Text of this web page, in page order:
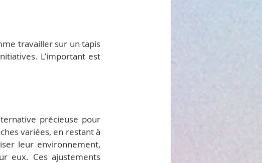
travailler sur un tapis
L’important est
précieuse pour
variées, en restant à
leur environnement,
eux. Ces ajustements